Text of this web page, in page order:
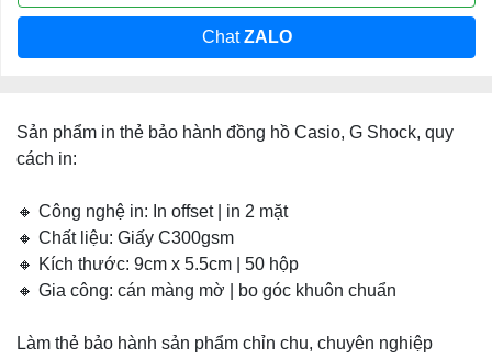
ChatZALO
Sản phẩm in thẻ bảo hành đồng hồ Casio, G Shock, quy
cách in:
🔸 Công nghệ in: In offset | in 2 mặt
🔸 Chất liệu: Giấy C300gsm
🔸 Kích thước: 9cm x 5.5cm | 50 hộp
🔸 Gia công: cán màng mờ | bo góc khuôn chuẩn
Làm thẻ bảo hành sản phẩm chỉn chu, chuyên nghiệp